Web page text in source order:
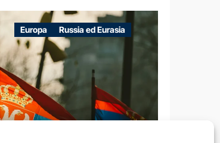
Europa Russia ed Eurasia